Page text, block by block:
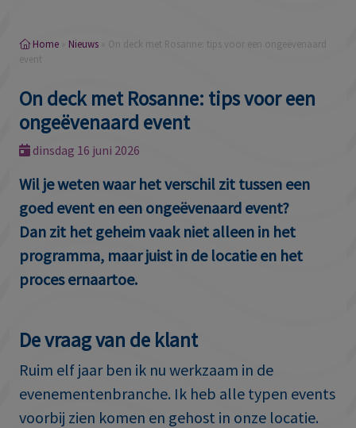
Home Nieuws
On deck met Rosanne: tips voor een ongeëvenaard
event
On deck met Rosanne: tips voor een
ongeëvenaard event
dinsdag 16 juni 2026
Wil je weten waar het verschil zit tussen een
goed event en een ongeëvenaard event?
Dan zit het geheim vaak niet alleen in het
programma, maar juist in de locatie en het
proces ernaartoe.
De vraag van de klant
Ruim elf jaar ben ik nu werkzaam in de
evenementenbranche. Ik heb alle typen events
voorbij zien komen en gehost in onze locatie.